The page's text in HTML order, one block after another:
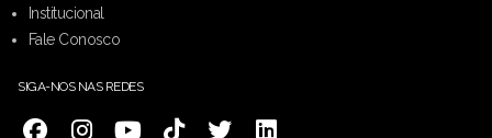
Institucional
Fale Conosco
SIGA-NOS NAS REDES